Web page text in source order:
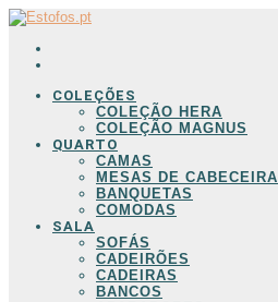
COLEÇÕES
COLEÇÃO HERA
COLEÇÃO MAGNUS
QUARTO
CAMAS
MESAS DE CABECEIRA
BANQUETAS
COMODAS
SALA
SOFÁS
CADEIRÕES
CADEIRAS
BANCOS